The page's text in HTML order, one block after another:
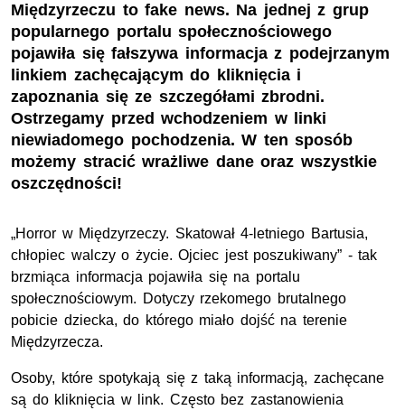
Międzyrzeczu to fake news. Na jednej z grup
popularnego portalu społecznościowego
pojawiła się fałszywa informacja z podejrzanym
linkiem zachęcającym do kliknięcia i
zapoznania się ze szczegółami zbrodni.
Ostrzegamy przed wchodzeniem w linki
niewiadomego pochodzenia. W ten sposób
możemy stracić wrażliwe dane oraz wszystkie
oszczędności!
„Horror w Międzyrzeczy. Skatował 4-letniego Bartusia,
chłopiec walczy o życie. Ojciec jest poszukiwany” - tak
brzmiąca informacja pojawiła się na portalu
społecznościowym. Dotyczy rzekomego brutalnego
pobicie dziecka, do którego miało dojść na terenie
Międzyrzecza.
Osoby, które spotykają się z taką informacją, zachęcane
są do kliknięcia w link. Często bez zastanowienia